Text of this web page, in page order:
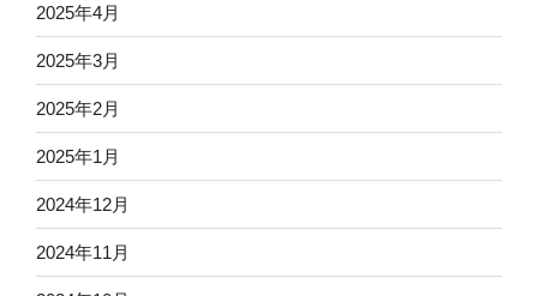
2025年4月
2025年3月
2025年2月
2025年1月
2024年12月
2024年11月